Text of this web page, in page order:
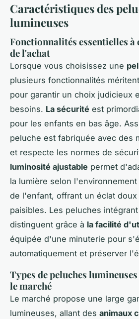
Caractéristiques des
lumineuses
Fonctionnalités essentielles
de l'achat
Lorsque vous choisissez une
plusieurs fonctionnalités
pour garantir un choix judicieux
besoins. La sécurité est
pour les enfants en bas âge.
peluche est fabriquée avec des
et respecte les normes de
luminosité ajustable permet
la lumière selon
de l'enfant, offrant un éclat
paisibles. Les peluches
distinguent grâce à la facilité
équipée d'une minuterie pour
automatiquement et préserver
Types de peluches
le marché
Le marché propose une large
lumineuses, allant des animaux